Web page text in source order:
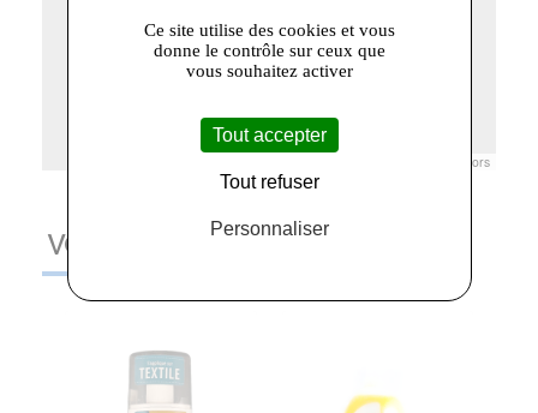
contributors
VOUS AIMEREZ AUSSI
Ce site utilise des cookies et vous
donne le contrôle sur ceux que
vous souhaitez activer
Tout accepter
Tout refuser
Personnaliser